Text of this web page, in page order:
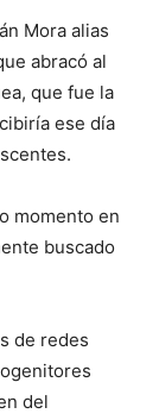
Mora alias
abracó al
que fue la
ese día
momento en
buscado
de redes
del